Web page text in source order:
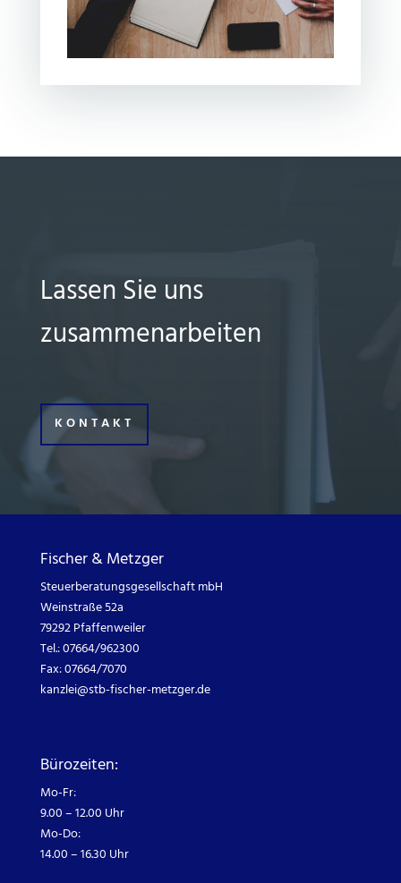
Lassen Sie uns
zusammenarbeiten
KONTAKT
Fischer & Metzger
Steuerberatungsgesellschaft mbH
Weinstraße 52a
79292 Pfaffenweiler
Tel.: 07664/962300
Fax: 07664/7070
kanzlei@stb-fischer-metzger.de
Bürozeiten:
Mo-Fr:
9.00 – 12.00 Uhr
Mo-Do:
14.00 – 16.30 Uhr